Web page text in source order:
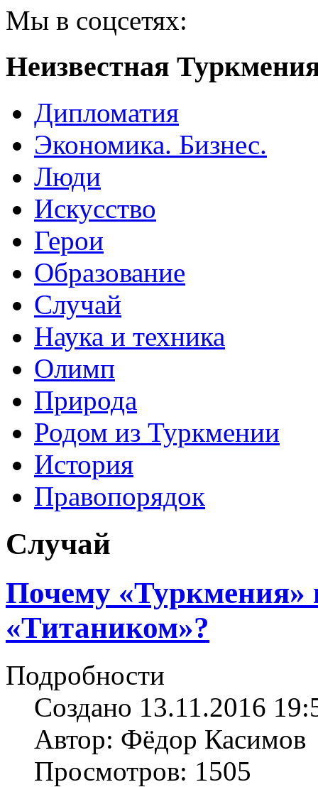
Мы в соцсетях:
Неизвестная
Дипломатия
Экономика. Бизнес.
Люди
Искусство
Герои
Образование
Случай
Наука и техника
Олимп
Природа
Родом из Туркмении
История
Правопорядок
Случай
Почему «Туркмения»
«Титаником»?
Подробности
Создано 13.11.2016
Автор: Фёдор Касимов
Просмотров: 1505